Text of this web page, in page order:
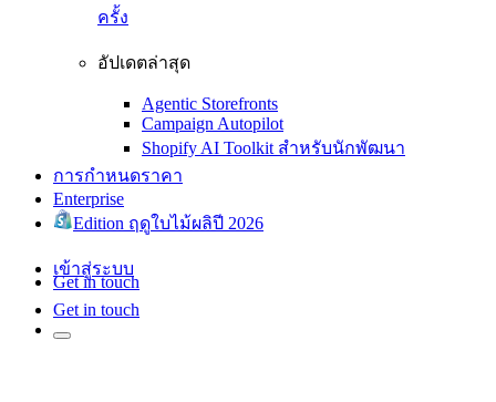
ครั้ง
อัปเดตล่าสุด
Agentic Storefronts
Campaign Autopilot
Shopify AI Toolkit สำหรับนักพัฒนา
การกำหนดราคา
Enterprise
Edition ฤดูใบไม้ผลิปี 2026
เข้าสู่ระบบ
Get in touch
Get in touch